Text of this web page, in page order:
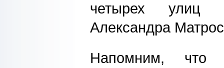
четырех улиц
Александра
Напомним, что